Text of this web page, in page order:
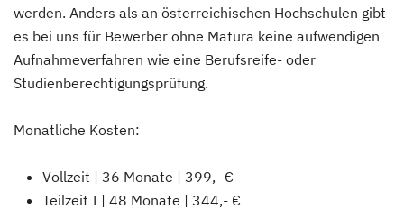
werden. Anders als an österreichischen Hochschulen gibt
es bei uns für Bewerber ohne Matura keine aufwendigen
Aufnahmeverfahren wie eine Berufsreife- oder
Studienberechtigungsprüfung.
Monatliche Kosten:
Vollzeit | 36 Monate | 399,- €
Teilzeit I | 48 Monate | 344,- €